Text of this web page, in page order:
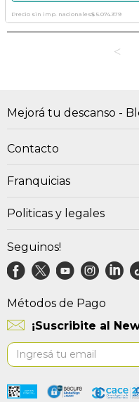
Precio sin imp. nacionales$ 5.074.379
Mejorá tu descanso -
Contacto
Franquicias
Politicas y legales
¡Suscribite al
Suscríbase
al
informativo:
Seguinos!
Métodos de Pago